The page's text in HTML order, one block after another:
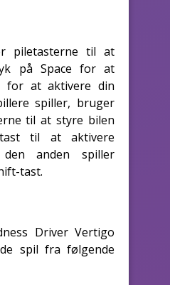
piletasterne til at
på Space for at
for at aktivere din
spiller, bruger
til at styre bilen
til at aktivere
anden spiller
tast.
Driver Vertigo
spil fra følgende